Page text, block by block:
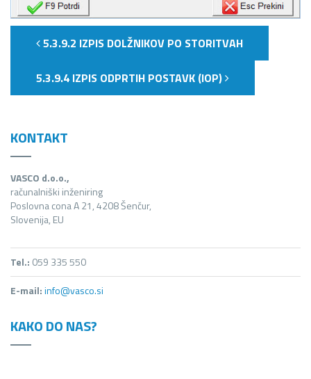
5.3.9.2 IZPIS DOLŽNIKOV PO STORITVAH
5.3.9.4 IZPIS ODPRTIH POSTAVK (IOP)
KONTAKT
VASCO d.o.o.,
računalniški inženiring
Poslovna cona A 21, 4208 Šenčur,
Slovenija, EU
Tel.: 059 335 550
E-mail:info@vasco.si
KAKO DO NAS?